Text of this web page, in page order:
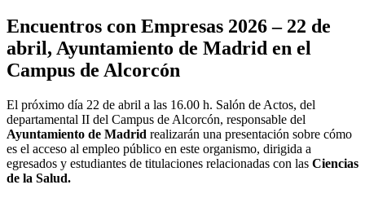
Encuentros con Empresas 2026 – 22 de
abril, Ayuntamiento de Madrid en el
Campus de Alcorcón
El próximo día 22 de abril a las 16.00 h. Salón de Actos, del
departamental II del Campus de Alcorcón, responsable del
Ayuntamiento de Madrid realizarán una presentación sobre cómo
es el acceso al empleo público en este organismo, dirigida a
egresados y estudiantes de titulaciones relacionadas con las Ciencias
de la Salud.